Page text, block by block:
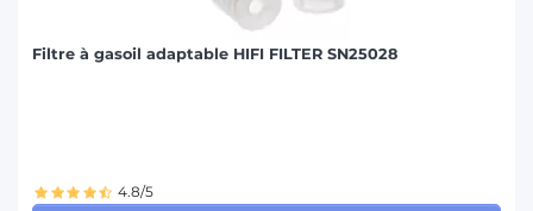
Filtre à gasoil adaptable HIFI FILTER SN25028
4.8/5